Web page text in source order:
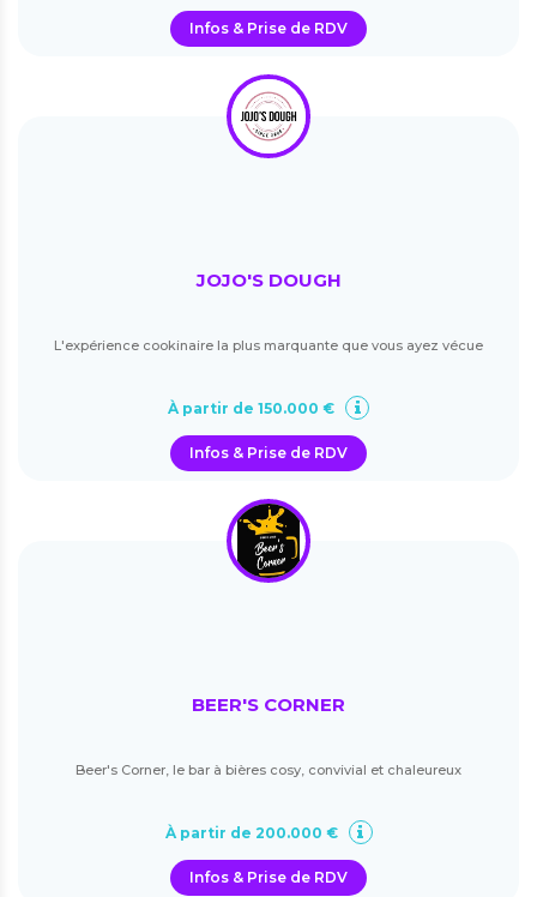
Infos & Prise de RDV
JOJO'S DOUGH
L'expérience cookinaire la plus marquante que vous ayez vécue
À partir de 150.000 €
Infos & Prise de RDV
BEER'S CORNER
Beer's Corner, le bar à bières cosy, convivial et chaleureux
À partir de 200.000 €
Infos & Prise de RDV